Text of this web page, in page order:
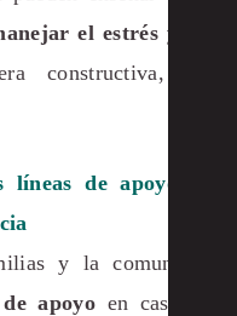
el estrés y los
constructiva, sin
de apoyo en
y la comunidad
apoyoen caso de